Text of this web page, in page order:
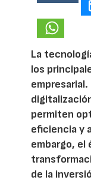
16308
La
los
permiten
eficiencia y
embargo, el
de la